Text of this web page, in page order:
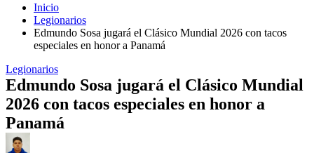
Inicio
Legionarios
Edmundo Sosa jugará el Clásico Mundial 2026 con tacos
especiales en honor a Panamá
Legionarios
Edmundo Sosa jugará el Clásico Mundial
2026 con tacos especiales en honor a
Panamá